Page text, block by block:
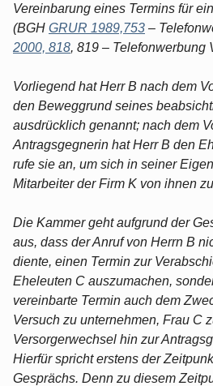
Vereinbarung eines Termins für
(BGH GRUR 1989,753 –
2000, 818, 819 – Telefonwerbung
Vorliegend hat Herr B nach dem
den Beweggrund seines
ausdrücklich genannt; nach dem
Antragsgegnerin hat Herr B den
rufe sie an, um sich in seiner
Mitarbeiter der Firm K von ihnen
Die Kammer geht aufgrund der
aus, dass der Anruf von Herrn B
diente, einen Termin zur
Eheleuten C auszumachen,
vereinbarte Termin auch dem
Versuch zu unternehmen, Frau C
Versorgerwechsel hin zur
Hierfür spricht erstens der
Gesprächs. Denn zu diesem